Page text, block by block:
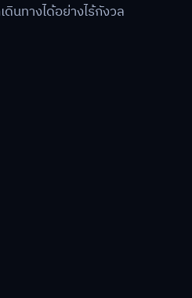
ดินทางได้อย่างไร้กังวล